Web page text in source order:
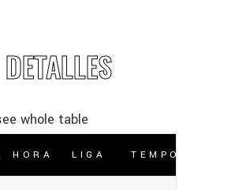
DETALLES
HORA LIGA TEMPORADA